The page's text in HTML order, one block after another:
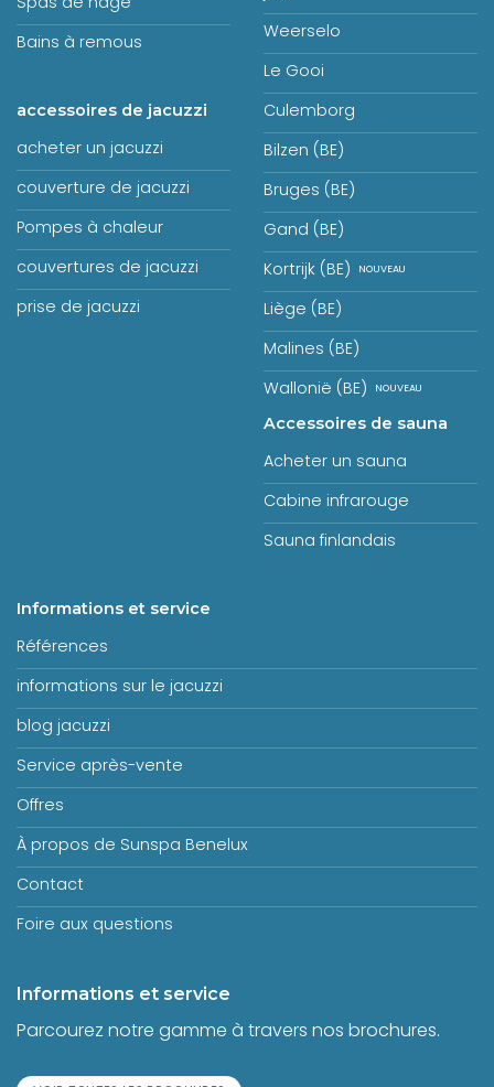
Bains à remous
accessoires de jacuzzi
acheter un jacuzzi
couverture de jacuzzi
Pompes à chaleur
couvertures de jacuzzi
prise de jacuzzi
Weerselo
Le Gooi
Culemborg
Bilzen (BE)
Bruges (BE)
Gand (BE)
Kortrijk (BE)
Liège (BE)
Malines (BE)
Wallonië (BE)
Accessoires de sauna
Acheter un sauna
Cabine infrarouge
Sauna finlandais
Informations et service
Références
informations sur le jacuzzi
blog jacuzzi
Service après-vente
Offres
À propos de Sunspa Benelux
Contact
Foire aux questions
Informations et service
Parcourez notre gamme à travers nos brochures.